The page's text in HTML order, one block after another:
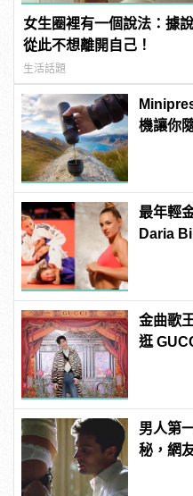
女生圈裡有一個說法：據
從此不想離開自己！
生活話題
機讓你
最年輕
Daria
金曲歌
逛
男人第
秘，網